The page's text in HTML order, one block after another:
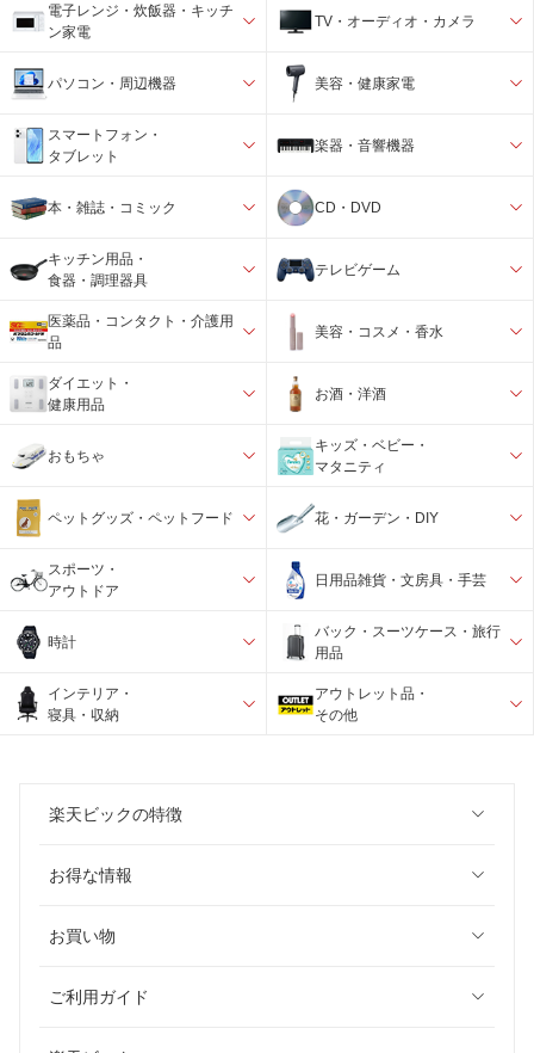
電子レンジ・炊飯器・キッチ
ン家電
TV・オーディオ・カメラ
パソコン・周辺機器 美容・健康家電
スマートフォン・
タブレット
楽器・音響機器
本・雑誌・コミック CD・DVD
キッチン用品・
食器・調理器具
テレビゲーム
医薬品・コンタクト・介護用
品
美容・コスメ・香水
ダイエット・
健康用品
お酒・洋酒
おもちゃ
キッズ・ベビー・
マタニティ
ペットグッズ・ペットフード 花・ガーデン・DIY
スポーツ・
アウトドア
日用品雑貨・文房具・手芸
時計
バック・スーツケース・旅行
用品
インテリア・
寝具・収納
アウトレット品・
その他
楽天ビックの特徴
お得な情報
お買い物
ご利用ガイド